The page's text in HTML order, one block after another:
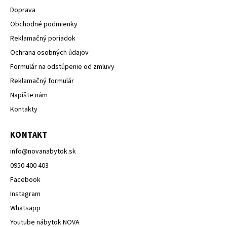
Doprava
Obchodné podmienky
Reklamačný poriadok
Ochrana osobných údajov
Formulár na odstúpenie od zmluvy
Reklamačný formulár
Napíšte nám
Kontakty
KONTAKT
info@novanabytok.sk
0950 400 403
Facebook
Instagram
Whatsapp
Youtube nábytok NOVA